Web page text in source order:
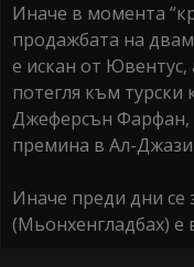
Иначе в момента
продажбата на
е искан от
потегля към турски
Джеферсън Фарфан,
премина в Ал-
Иначе преди дни се
(Мьонхенгладбах)